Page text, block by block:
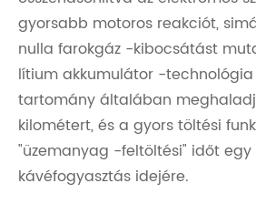
gyorsabb motoros reakciót,
nulla farokgáz -kibocsátást
lítium akkumulátor -
tartomány általában
kilométert, és a gyors töltési
"üzemanyag -feltöltési" időt egy
kávéfogyasztás idejére.